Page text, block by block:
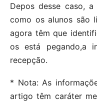
Depos desse caso,
como os alunos são
agora têm que
os está pegando,a
recepção.
* Nota: As
artigo têm caráter